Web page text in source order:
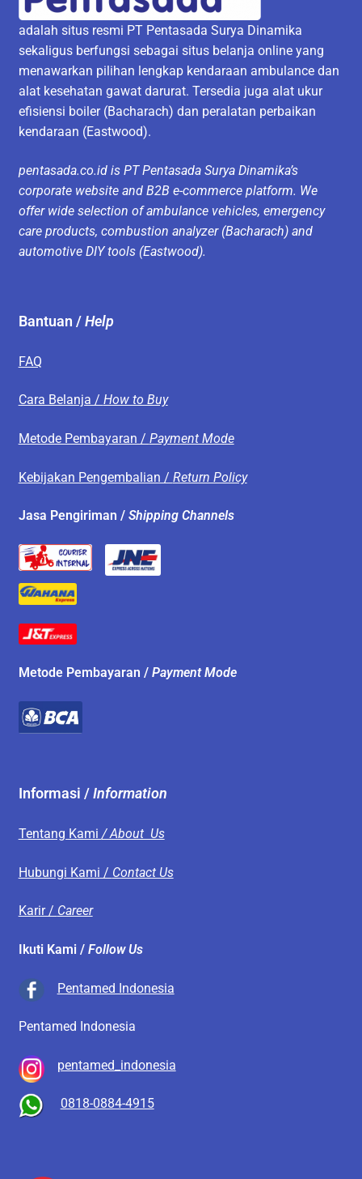
adalah situs resmi PT Pentasada Surya Dinamika
sekaligus berfungsi sebagai situs belanja online yang
menawarkan pilihan lengkap kendaraan ambulance dan
alat kesehatan gawat darurat. Tersedia juga alat ukur
efisiensi boiler (Bacharach) dan peralatan perbaikan
kendaraan (Eastwood).
pentasada.co.id is PT Pentasada Surya Dinamika’s
corporate website and B2B e-commerce platform. We
offer wide selection of ambulance vehicles, emergency
care products, combustion analyzer (Bacharach) and
automotive DIY tools (Eastwood).
Bantuan /Help
FAQ
Cara Belanja / How to Buy
Metode Pembayaran / Payment Mode
Kebijakan Pengembalian / Return Policy
Jasa Pengiriman / Shipping Channels
Metode Pembayaran / Payment Mode
Informasi /Information
Tentang Kami / About Us
Hubungi Kami / Contact Us
Karir / Career
Ikuti Kami / Follow Us
Pentamed Indonesia
Pentamed Indonesia
pentamed_indonesia
0818-0884-4915